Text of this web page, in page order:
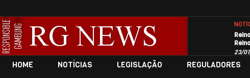
23/
HOME NOTÍCIAS LEGISLAÇÃO REGULADORES